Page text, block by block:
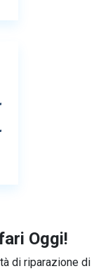
Oggi!
di riparazione di